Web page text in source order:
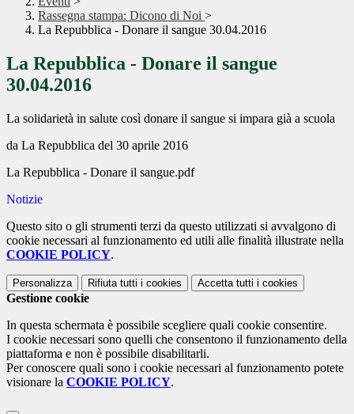
Rassegna stampa: Dicono di Noi >
La Repubblica - Donare il sangue 30.04.2016
La Repubblica - Donare il sangue
30.04.2016
La solidarietà in salute così donare il sangue si impara già a scuola
da La Repubblica del 30 aprile 2016
La Repubblica - Donare il sangue.pdf
Notizie
Questo sito o gli strumenti terzi da questo utilizzati si avvalgono di
cookie necessari al funzionamento ed utili alle finalità illustrate nella
COOKIE POLICY.
Personalizza Rifiuta tutti i cookies Accetta tutti i cookies
Gestione cookie
In questa schermata è possibile scegliere quali cookie consentire.
I cookie necessari sono quelli che consentono il funzionamento della
piattaforma e non è possibile disabilitarli.
Per conoscere quali sono i cookie necessari al funzionamento potete
visionare la COOKIE POLICY.